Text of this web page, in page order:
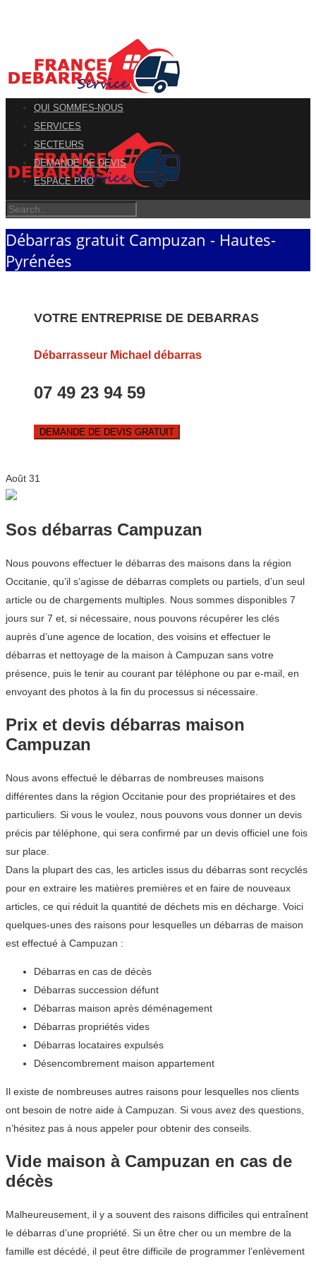
QUI SOMMES-NOUS
SERVICES
SECTEURS
DEMANDE DE DEVIS
ESPACE PRO
Débarras gratuit Campuzan - Hautes-
Pyrénées
VOTRE ENTREPRISE DE DEBARRAS
Débarrasseur Michael débarras
07 49 23 94 59
DEMANDE DE DEVIS GRATUIT
Août 31
Sos débarras Campuzan
Nous pouvons effectuer le débarras des maisons dans la région
Occitanie, qu’il s’agisse de débarras complets ou partiels, d’un seul
article ou de chargements multiples. Nous sommes disponibles 7
jours sur 7 et, si nécessaire, nous pouvons récupérer les clés
auprès d’une agence de location, des voisins et effectuer le
débarras et nettoyage de la maison à Campuzan sans votre
présence, puis le tenir au courant par téléphone ou par e-mail, en
envoyant des photos à la fin du processus si nécessaire.
Prix et devis débarras maison
Campuzan
Nous avons effectué le débarras de nombreuses maisons
différentes dans la région Occitanie pour des propriétaires et des
particuliers. Si vous le voulez, nous pouvons vous donner un devis
précis par téléphone, qui sera confirmé par un devis officiel une fois
sur place.
Dans la plupart des cas, les articles issus du débarras sont recyclés
pour en extraire les matières premières et en faire de nouveaux
articles, ce qui réduit la quantité de déchets mis en décharge. Voici
quelques-unes des raisons pour lesquelles un débarras de maison
est effectué à Campuzan :
Débarras en cas de décès
Débarras succession défunt
Débarras maison après déménagement
Débarras propriétés vides
Débarras locataires expulsés
Désencombrement maison appartement
Il existe de nombreuses autres raisons pour lesquelles nos clients
ont besoin de notre aide à Campuzan. Si vous avez des questions,
n’hésitez pas à nous appeler pour obtenir des conseils.
Vide maison à Campuzan en cas de
décès
Malheureusement, il y a souvent des raisons difficiles qui entraînent
le débarras d’une propriété. Si un être cher ou un membre de la
famille est décédé, il peut être difficile de programmer l’enlèvement